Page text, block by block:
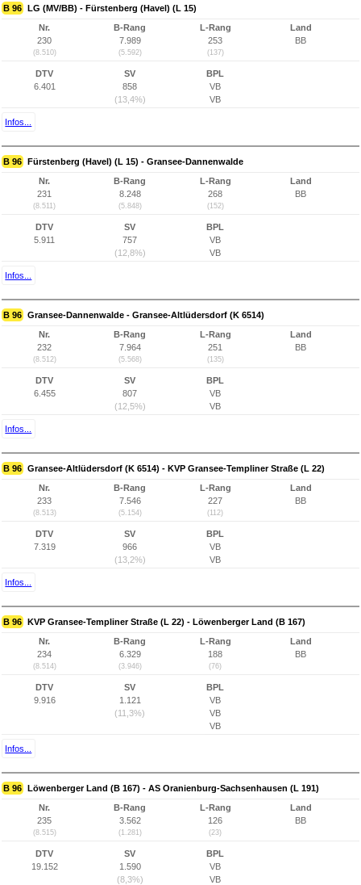
B 96 LG (MV/BB) - Fürstenberg (Havel) (L 15)
Nr.
230
(8.510)
B-Rang
7.989
(5.592)
L-Rang
253
(137)
Land
BB
DTV
6.401
SV
858
(13,4%)
BPL
VB
VB
Infos...
B 96 Fürstenberg (Havel) (L 15) - Gransee-Dannenwalde
Nr.
231
(8.511)
B-Rang
8.248
(5.848)
L-Rang
268
(152)
Land
BB
DTV
5.911
SV
757
(12,8%)
BPL
VB
VB
Infos...
B 96 Gransee-Dannenwalde - Gransee-Altlüdersdorf (K 6514)
Nr.
232
(8.512)
B-Rang
7.964
(5.568)
L-Rang
251
(135)
Land
BB
DTV
6.455
SV
807
(12,5%)
BPL
VB
VB
Infos...
B 96 Gransee-Altlüdersdorf (K 6514) - KVP Gransee-Templiner Straße (L 22)
Nr.
233
(8.513)
B-Rang
7.546
(5.154)
L-Rang
227
(112)
Land
BB
DTV
7.319
SV
966
(13,2%)
BPL
VB
VB
Infos...
B 96 KVP Gransee-Templiner Straße (L 22) - Löwenberger Land (B 167)
Nr.
234
(8.514)
B-Rang
6.329
(3.946)
L-Rang
188
(76)
Land
BB
DTV
9.916
SV
1.121
(11,3%)
BPL
VB
VB
VB
Infos...
B 96 Löwenberger Land (B 167) - AS Oranienburg-Sachsenhausen (L 191)
Nr.
235
(8.515)
B-Rang
3.562
(1.281)
L-Rang
126
(23)
Land
BB
DTV
19.152
SV
1.590
(8,3%)
BPL
VB
VB